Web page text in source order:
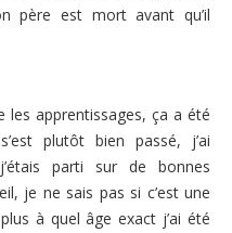
père est mort avant qu’il
les apprentissages, ça a été
plutôt bien passé, j’ai
parti sur de bonnes
je ne sais pas si c’est une
à quel âge exact j’ai été